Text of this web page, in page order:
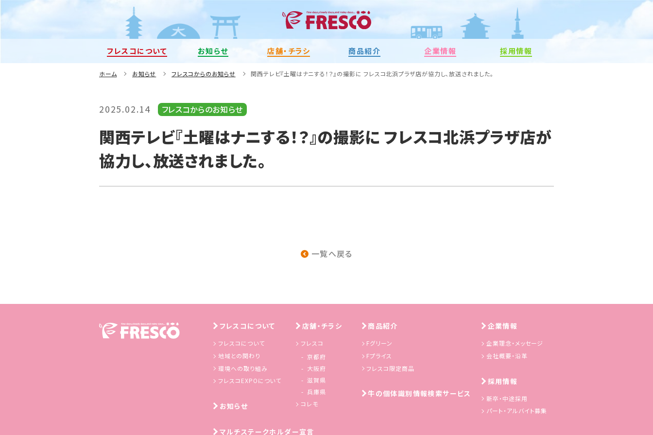
フレスコについて お知らせ 店舗・チラシ 商品紹介 企業情報 採用情報
ホーム お知らせ フレスコからのお知らせ 関西テレビ『土曜はナニする！？』の撮影に フレスコ北浜プラザ店が協力し、放送されました。
2025.02.14 フレスコからのお知らせ
関西テレビ『土曜はナニする！？』の撮影に フレスコ北浜プラザ店が
協力し、放送されました。
一覧へ戻る
フレスコについて
フレスコについて
地域との関わり
環境への取り組み
フレスコEXPOについて
お知らせ
マルチステークホルダー宣言
店舗・チラシ
フレスコ
京都府
大阪府
滋賀県
兵庫県
コレモ
商品紹介
Fグリーン
Fプライス
フレスコ限定商品
牛の個体識別情報検索サービス
企業情報
企業理念・メッセージ
会社概要・沿革
採用情報
新卒・中途採用
パート・アルバイト募集